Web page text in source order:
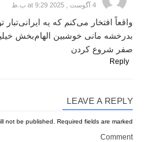
4 آگوست , 2025 at 9:29 ب.ظ
واقعاً افتخار می‌کنم که یه
بدرخشه مانی خوشبین الهام‌بخش
صفر شروع کردن
Reply
LEAVE A REPLY
not be published. Required fields are marked
Comment